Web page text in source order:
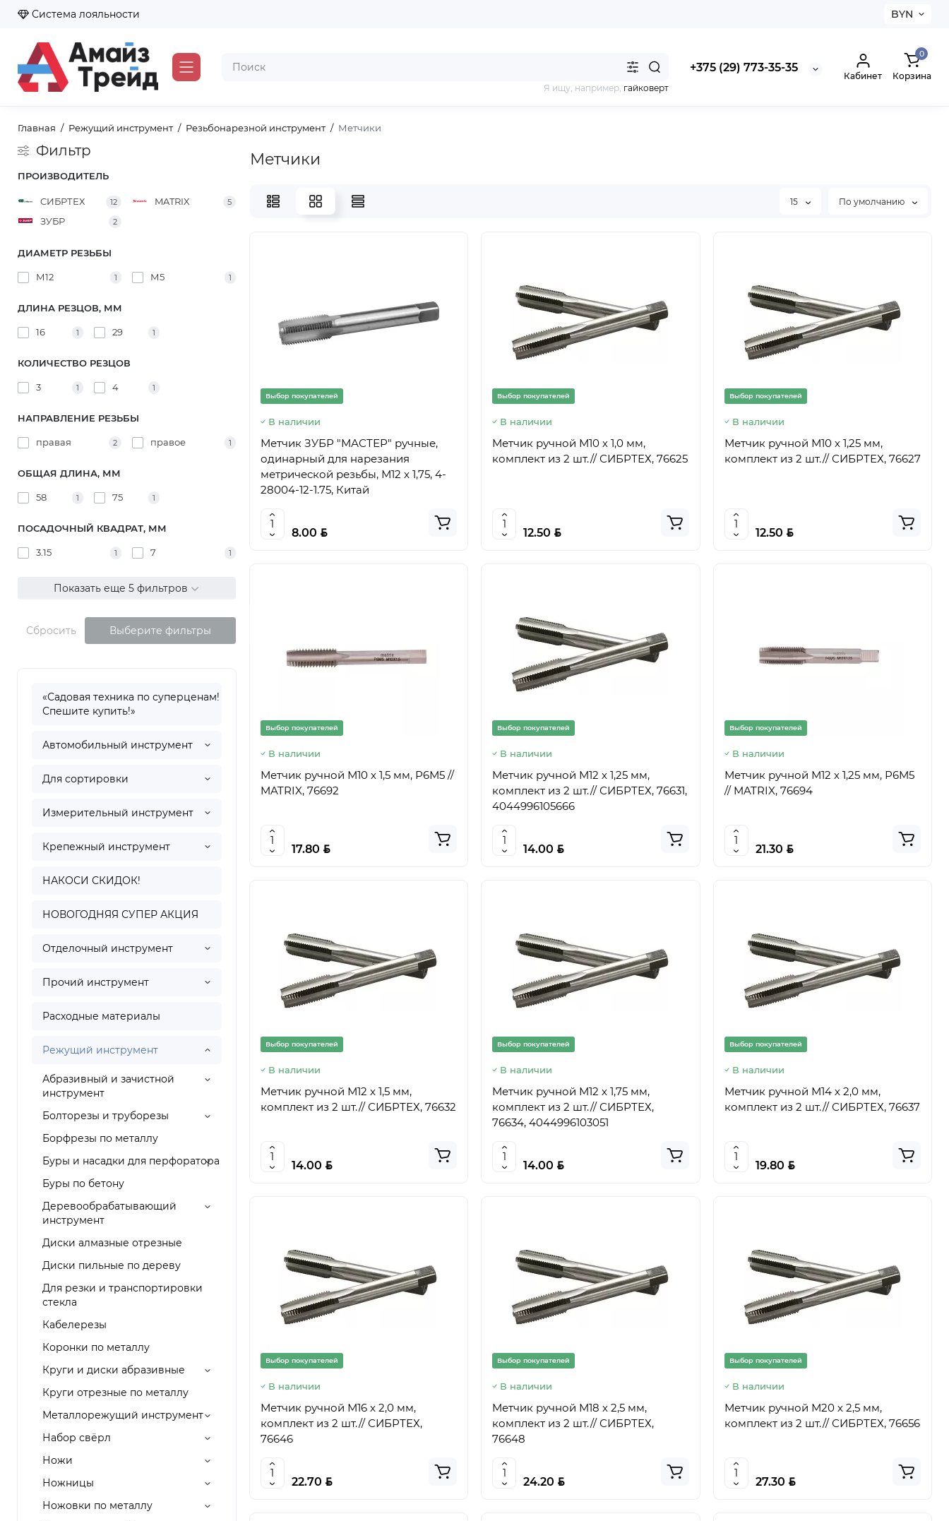
Система лояльности BYN
+375 (29) 773-35-35
Я ищу, например, гайковерт
Кабинет
0
Корзина
Главная Режущий инструмент Резьбонарезной инструмент Метчики
Фильтр
ПРОИЗВОДИТЕЛЬ
CИБРТЕХ 12 MATRIX 5
ЗУБР 2
ДИАМЕТР РЕЗЬБЫ
М12 1 М5 1
ДЛИНА РЕЗЦОВ, ММ
16 1 29 1
КОЛИЧЕСТВО РЕЗЦОВ
3 1 4 1
НАПРАВЛЕНИЕ РЕЗЬБЫ
правая 2 правое 1
ОБЩАЯ ДЛИНА, ММ
58 1 75 1
ПОСАДОЧНЫЙ КВАДРАТ, ММ
3.15 1 7 1
Показать еще 5 фильтров
Сбросить Выберите фильтры
«Садовая техника по суперценам!
Спешите купить!»
Автомобильный инструмент
Для сортировки
Измерительный инструмент
Крепежный инструмент
НАКОСИ СКИДОК!
НОВОГОДНЯЯ СУПЕР АКЦИЯ
Отделочный инструмент
Прочий инструмент
Расходные материалы
Режущий инструмент
Абразивный и зачистной
инструмент
Болторезы и труборезы
Борфрезы по металлу
Буры и насадки для перфоратора
Буры по бетону
Деревообрабатывающий
инструмент
Диски алмазные отрезные
Диски пильные по дереву
Для резки и транспортировки
стекла
Кабелерезы
Коронки по металлу
Круги и диски абразивные
Круги отрезные по металлу
Металлорежущий инструмент
Набор свёрл
Ножи
Ножницы
Ножовки по металлу
Метчики
15 По умолчанию
Выбор покупателей
В наличии
Метчик ЗУБР "МАСТЕР" ручные,
одинарный для нарезания
метрической резьбы, М12 x 1,75, 4-
28004-12-1.75, Китай
8.00 BYN
Выбор покупателей
В наличии
Метчик ручной М10 х 1,0 мм,
комплект из 2 шт.// СИБРТЕХ, 76625
12.50 BYN
Выбор покупателей
В наличии
Метчик ручной М10 х 1,25 мм,
комплект из 2 шт.// СИБРТЕХ, 76627
12.50 BYN
Выбор покупателей
В наличии
Метчик ручной М10 х 1,5 мм, Р6М5 //
MATRIX, 76692
17.80 BYN
Выбор покупателей
В наличии
Метчик ручной М12 х 1,25 мм,
комплект из 2 шт.// СИБРТЕХ, 76631,
4044996105666
14.00 BYN
Выбор покупателей
В наличии
Метчик ручной М12 х 1,25 мм, Р6М5
// MATRIX, 76694
21.30 BYN
Выбор покупателей
В наличии
Метчик ручной М12 х 1,5 мм,
комплект из 2 шт.// СИБРТЕХ, 76632
14.00 BYN
Выбор покупателей
В наличии
Метчик ручной М12 х 1,75 мм,
комплект из 2 шт.// СИБРТЕХ,
76634, 4044996103051
14.00 BYN
Выбор покупателей
В наличии
Метчик ручной М14 х 2,0 мм,
комплект из 2 шт.// СИБРТЕХ, 76637
19.80 BYN
Выбор покупателей
В наличии
Метчик ручной М16 х 2,0 мм,
комплект из 2 шт.// СИБРТЕХ,
76646
22.70 BYN
Выбор покупателей
В наличии
Метчик ручной М18 х 2,5 мм,
комплект из 2 шт.// СИБРТЕХ,
76648
24.20 BYN
Выбор покупателей
В наличии
Метчик ручной М20 х 2,5 мм,
комплект из 2 шт.// СИБРТЕХ, 76656
27.30 BYN